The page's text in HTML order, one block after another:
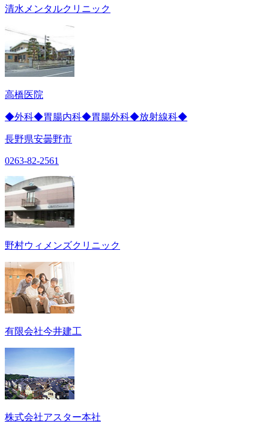
清水メンタルクリニック
高橋医院
◆外科◆胃腸内科◆胃腸外科◆放射線科◆
長野県安曇野市
0263-82-2561
野村ウィメンズクリニック
有限会社今井建工
株式会社アスター本社